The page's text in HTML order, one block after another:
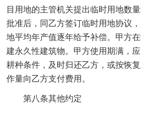
目用地的主管机关提出临时用地数
批准后，同乙方签订临时用地协议
地平均年产值逐年给予补偿。甲方
建永久性建筑物。甲方使用期满，
耕种条件，及时归还乙方，或按恢
作量向乙方支付费用。
第八条其他约定